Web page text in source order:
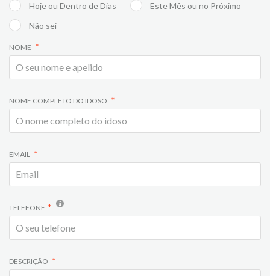
Hoje ou Dentro de Dias
Este Mês ou no Próximo
Não sei
NOME
NOME COMPLETO DO IDOSO
EMAIL
TELEFONE
DESCRIÇÃO